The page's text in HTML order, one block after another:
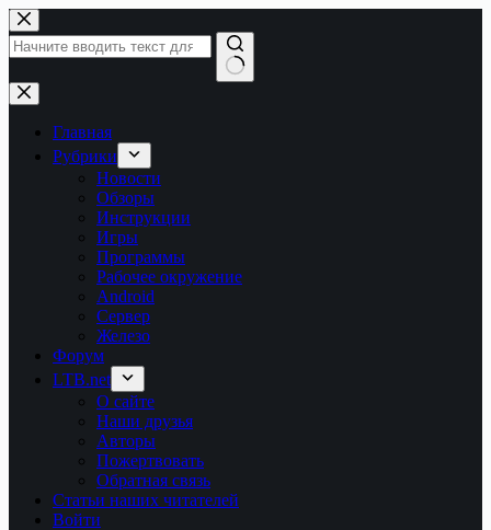
Перейти
к
сути
Ничего
не
найденоГлавная
Рубрики
Новости
Обзоры
Инструкции
Игры
Программы
Рабочее окружение
Android
Сервер
Железо
Форум
LTB.net
О сайте
Наши друзья
Авторы
Пожертвовать
Обратная связь
Статьи наших читателей
Войти